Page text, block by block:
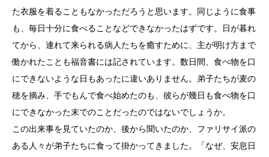
た衣服を着ることもなかっただろうと思います。同じように食事
も、毎日十分に食べることなどできなかったはずです。日が暮れ
てから、連れて来られる病人たちを癒すために、主が明け方まで
働かれたことも福音書には記されています。数日間、食べ物を口
にできないような日もあったに違いありません。弟子たちが麦の
穂を摘み、手でもんで食べ始めたのも、彼らが幾日も食べ物を口
にできなかった末でのことだったのではないでしょうか。
この出来事を見ていたのか、後から聞いたのか、ファリサイ派の
ある人々が弟子たちに食って掛かってきました。「なぜ、安息日